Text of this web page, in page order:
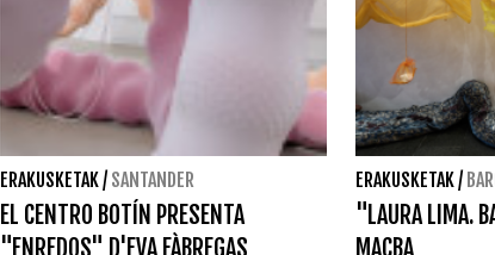
ERAKUSKETAK/ SANTANDER
EL CENTRO BOTÍN PRESENTA
"ENREDOS" D'EVA FÀBREGAS
ERAKUSKETAK/
"LAURA LIMA.
MACBA